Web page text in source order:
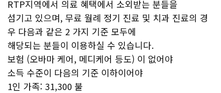
RTP지역에서 의료 혜택에서 소외받는 분들을
섬기고 있으며, 무료 월례 정기 진료 및 치과 진료의 경
우 다음과 같은 2 가지 기준 모두에
해당되는 분들이 이용하실 수 있습니다.
보험 (오바마 케어, 메디케어 등도) 이 없어야
소득 수준이 다음의 기준 이하이어야
1인 가족: 31,300 불